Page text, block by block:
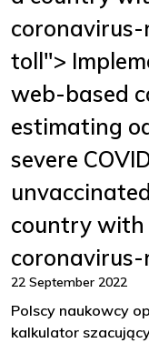
toll">
web-based
estimating
severe
country with
22 September 2022
Polscy naukowcy
kalkulator